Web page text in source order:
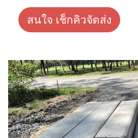
สนใจ เช็กคิวจัดส่ง